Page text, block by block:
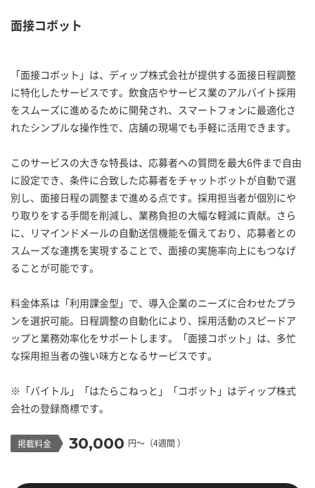
面接コボット
「面接コボット」は、ディップ株式会社が提供する面接日程調整
に特化したサービスです。飲食店やサービス業のアルバイト採用
をスムーズに進めるために開発され、スマートフォンに最適化さ
れたシンプルな操作性で、店舗の現場でも手軽に活用できます。
このサービスの大きな特長は、応募者への質問を最大6件まで自由
に設定でき、条件に合致した応募者をチャットボットが自動で選
別し、面接日程の調整まで進める点です。採用担当者が個別にや
り取りをする手間を削減し、業務負担の大幅な軽減に貢献。さら
に、リマインドメールの自動送信機能を備えており、応募者との
スムーズな連携を実現することで、面接の実施率向上にもつなげ
ることが可能です。
料金体系は「利用課金型」で、導入企業のニーズに合わせたプラ
ンを選択可能。日程調整の自動化により、採用活動のスピードア
ップと業務効率化をサポートします。「面接コボット」は、多忙
な採用担当者の強い味方となるサービスです。
※「バイトル」「はたらこねっと」「コボット」はディップ株式
会社の登録商標です。
掲載料金 30,000 円〜 （4週間 ）